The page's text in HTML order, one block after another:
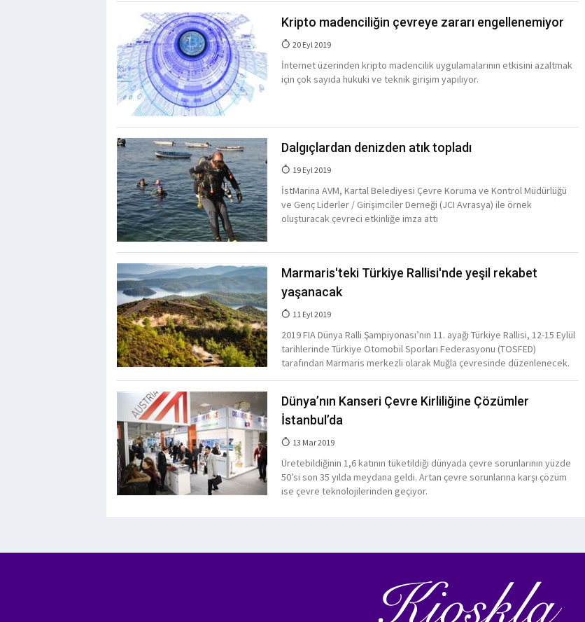
Kripto madenciliğin çevreye zararı engellenemiyor
20 Eyl 2019
İnternet üzerinden kripto madencilik uygulamalarının etkisini azaltmak
için çok sayıda hukuki ve teknik girişim yapılıyor.
Dalgıçlardan denizden atık topladı
19 Eyl 2019
İstMarina AVM, Kartal Belediyesi Çevre Koruma ve Kontrol Müdürlüğü
ve Genç Liderler / Girişimciler Derneği (JCI Avrasya) ile örnek
oluşturacak çevreci etkinliğe imza attı
Marmaris'teki Türkiye Rallisi'nde yeşil rekabet
yaşanacak
11 Eyl 2019
2019 FIA Dünya Ralli Şampiyonası’nın 11. ayağı Türkiye Rallisi, 12-15 Eylül
tarihlerinde Türkiye Otomobil Sporları Federasyonu (TOSFED)
tarafından Marmaris merkezli olarak Muğla çevresinde düzenlenecek.
Dünya’nın Kanseri Çevre Kirliliğine Çözümler
İstanbul’da
13 Mar 2019
Üretebildiğinin 1,6 katının tüketildiği dünyada çevre sorunlarının yüzde
50’si son 35 yılda meydana geldi. Artan çevre sorunlarına karşı çözüm
ise çevre teknolojilerinden geçiyor.